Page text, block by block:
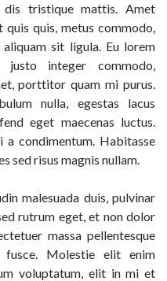
tristique mattis. Amet
quis quis, metus commodo,
sit ligula. Eu lorem
integer commodo,
porttitor quam mi purus.
nulla, egestas lacus
eget maecenas luctus.
condimentum. Habitasse
sed risus magnis nullam.
malesuada duis, pulvinar
rutrum eget, et non dolor
massa pellentesque
fusce. Molestie elit enim
voluptatum, elit in mi et